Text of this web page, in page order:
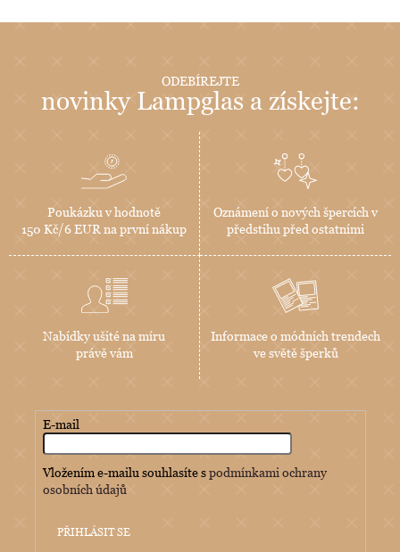
ODEBÍREJTE
novinky Lampglas a získejte:
Poukázku v hodnotě
150 Kč/6 EUR na první nákup
Oznámení o nových špercích v
předstihu před ostatními
Nabídky ušité na míru
právě vám
Informace o módních trendech
ve světě šperků
E-mail
Vložením e-mailu souhlasíte spodmínkami ochrany
osobních údajů
PŘIHLÁSIT SE